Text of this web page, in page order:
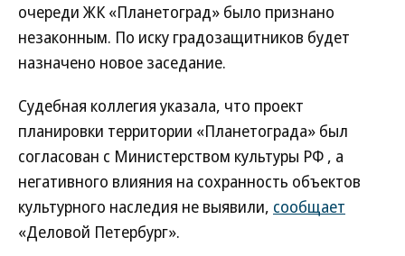
очереди ЖК «Планетоград» было признано
незаконным. По иску градозащитников будет
назначено новое заседание.
Судебная коллегия указала, что проект
планировки территории «Планетограда» был
согласован с Министерством культуры РФ , а
негативного влияния на сохранность объектов
культурного наследия не выявили, сообщает
«Деловой Петербург».